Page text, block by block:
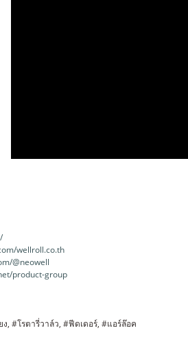
wellroll.co.th
@neowell
product-group
ง, #โรตารี่วาล์ว, #ฟีดเดอร์, #แอร์ล๊อค